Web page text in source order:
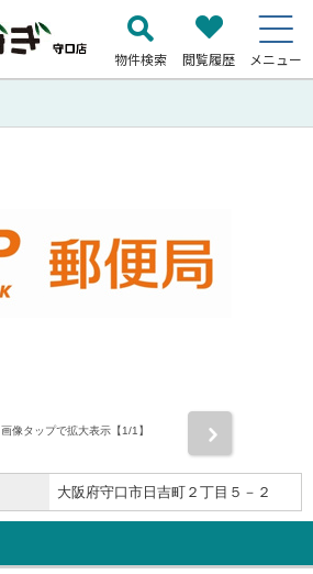
物件検索 閲覧履歴 メニュー
画像タップで拡大表示【1/1】
大阪府守口市日吉町２丁目５－２